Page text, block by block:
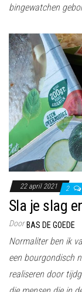
bingewatchen
22 april 2021 2
Sla je slag
Door BAS DE GOEDE
Normaliter ben ik
een bourgondisch
realiseren door